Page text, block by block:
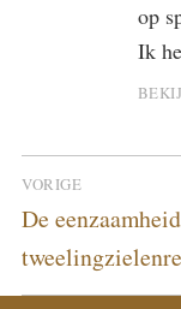
op
Ik
navigatie
VORIGE
Vorig
bericht:
De